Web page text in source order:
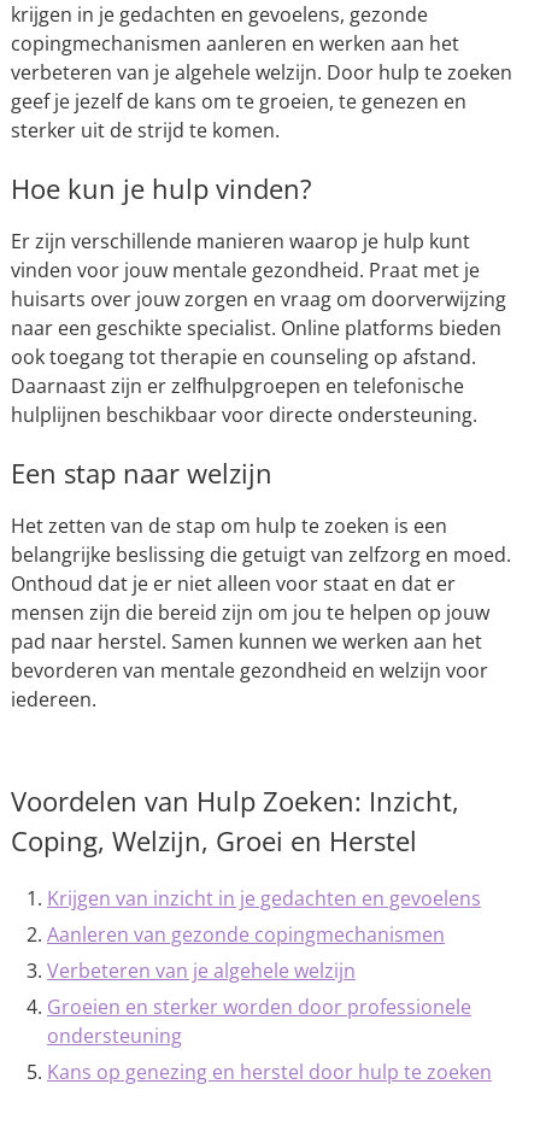
krijgen in je gedachten en gevoelens, gezonde
copingmechanismen aanleren en werken aan het
verbeteren van je algehele welzijn. Door hulp te zoeken
geef je jezelf de kans om te groeien, te genezen en
sterker uit de strijd te komen.
Hoe kun je hulp vinden?
Er zijn verschillende manieren waarop je hulp kunt
vinden voor jouw mentale gezondheid. Praat met je
huisarts over jouw zorgen en vraag om doorverwijzing
naar een geschikte specialist. Online platforms bieden
ook toegang tot therapie en counseling op afstand.
Daarnaast zijn er zelfhulpgroepen en telefonische
hulplijnen beschikbaar voor directe ondersteuning.
Een stap naar welzijn
Het zetten van de stap om hulp te zoeken is een
belangrijke beslissing die getuigt van zelfzorg en moed.
Onthoud dat je er niet alleen voor staat en dat er
mensen zijn die bereid zijn om jou te helpen op jouw
pad naar herstel. Samen kunnen we werken aan het
bevorderen van mentale gezondheid en welzijn voor
iedereen.
Voordelen van Hulp Zoeken: Inzicht,
Coping, Welzijn, Groei en Herstel
Krijgen van inzicht in je gedachten en gevoelens
Aanleren van gezonde copingmechanismen
Verbeteren van je algehele welzijn
Groeien en sterker worden door professionele
ondersteuning
Kans op genezing en herstel door hulp te zoeken